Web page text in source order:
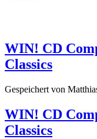
WIN! CD
Classics
Gespeichert von
WIN! CD
Classics